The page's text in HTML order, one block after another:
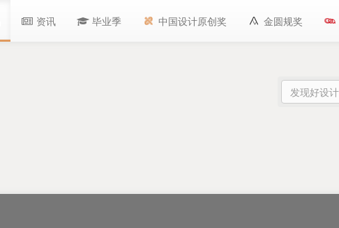
资讯 毕业季 中国设计原创奖 金圆规奖